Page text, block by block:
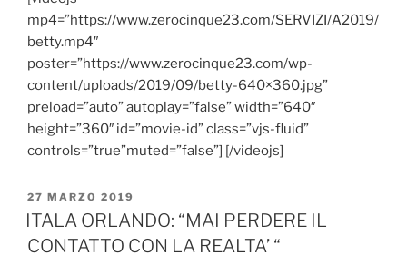
mp4=”https://www.zerocinque23.com/SERVIZI/A2019/
betty.mp4″
poster=”https://www.zerocinque23.com/wp-
content/uploads/2019/09/betty-640×360.jpg”
preload=”auto” autoplay=”false” width=”640″
height=”360″ id=”movie-id” class=”vjs-fluid”
controls=”true”muted=”false”] [/videojs]
PUBBLICATO
IL
27 MARZO 2019
ITALA ORLANDO: “MAI PERDERE IL
CONTATTO CON LA REALTA’ “